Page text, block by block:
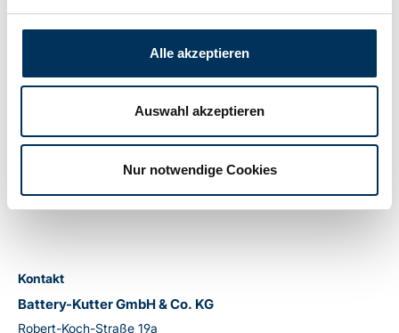
Alle akzeptieren
Auswahl akzeptieren
Nur notwendige Cookies
Gewicht: 0,009kg
Downloads
Kontakt
Battery-Kutter GmbH & Co. KG
Robert-Koch-Straße 19a